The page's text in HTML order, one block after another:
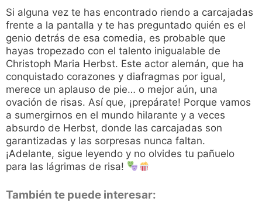
Si alguna vez te has encontrado riendo a carcajadas
frente a la pantalla y te has preguntado quién es el
genio detrás de esa comedia, es probable que
hayas tropezado con el talento inigualable de
Christoph Maria Herbst. Este actor alemán, que ha
conquistado corazones y diafragmas por igual,
merece un aplauso de pie… o mejor aún, una
ovación de risas. Así que, ¡prepárate! Porque vamos
a sumergirnos en el mundo hilarante y a veces
absurdo de Herbst, donde las carcajadas son
garantizadas y las sorpresas nunca faltan.
¡Adelante, sigue leyendo y no olvides tu pañuelo
para las lágrimas de risa!
También te puede interesar: